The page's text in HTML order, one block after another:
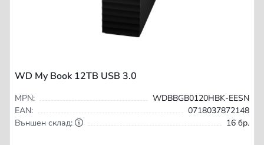
WD My Book 12TB USB 3.0
MPN:
WDBBGB0120HBK-EESN
EAN:
0718037872148
Външен склад:
16 бр.